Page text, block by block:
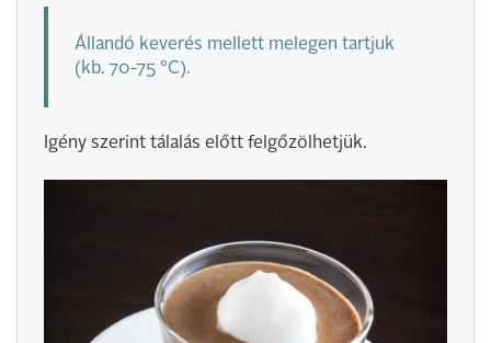
Állandó keverés mellett melegen tartjuk
(kb. 70-75 °C).
Igény szerint tálalás előtt felgőzölhetjük.